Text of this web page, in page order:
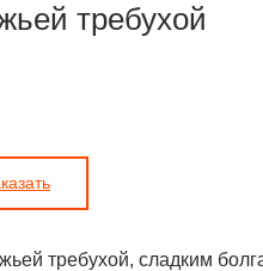
требухой
требухой, сладким